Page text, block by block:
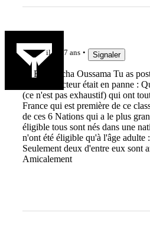
il y a 7 ans Signaler
@ Boukercha Oussama Tu as
ou le correcteur était en panne :
(ce n'est pas exhaustif) qui ont
France qui est première de ce
de ces 6 Nations qui a le plus
éligible tous sont nés dans une
n'ont été éligible qu'à l'âge adulte
Seulement deux d'entre eux sont
Amicalement